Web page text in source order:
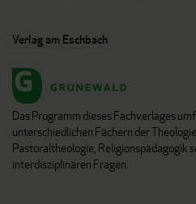
Verlag am Eschbach
Das Programm dieses Fachverlages
unterschiedlichen Fächern der
Pastoraltheologie, Religionspädagogik
interdisziplinären Fragen.